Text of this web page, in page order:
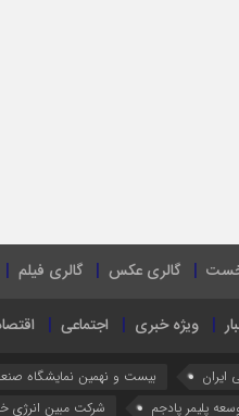
گالری عکس گالری فیلم
ویژه خبری اجتماعی
ایران بیست و نهمین نمایشگاه
پلیمر پادجم
شرکت مبین انرژی